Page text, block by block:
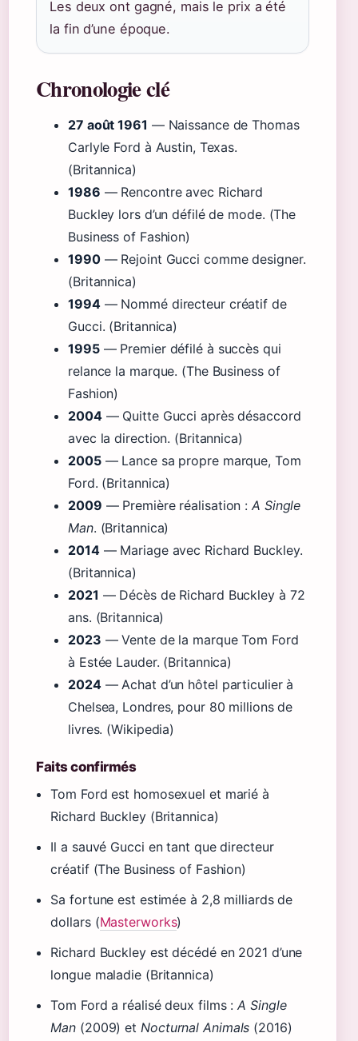
Les deux ont gagné, mais le prix a été
la fin d’une époque.
Chronologie clé
27 août 1961 — Naissance de Thomas
Carlyle Ford à Austin, Texas.
(Britannica)
1986 — Rencontre avec Richard
Buckley lors d’un défilé de mode. (The
Business of Fashion)
1990— Rejoint Gucci comme designer.
(Britannica)
1994— Nommé directeur créatif de
Gucci. (Britannica)
1995— Premier défilé à succès qui
relance la marque. (The Business of
Fashion)
2004— Quitte Gucci après désaccord
avec la direction. (Britannica)
2005— Lance sa propre marque, Tom
Ford. (Britannica)
2009 — Première réalisation :A Single
Man. (Britannica)
2014— Mariage avec Richard Buckley.
(Britannica)
2021 — Décès de Richard Buckley à 72
ans. (Britannica)
2023 — Vente de la marque Tom Ford
à Estée Lauder. (Britannica)
2024— Achat d’un hôtel particulier à
Chelsea, Londres, pour 80 millions de
livres. (Wikipedia)
Faits confirmés
Tom Ford est homosexuel et marié à
Richard Buckley (Britannica)
Il a sauvé Gucci en tant que directeur
créatif (The Business of Fashion)
Sa fortune est estimée à 2,8 milliards de
dollars (Masterworks)
Richard Buckley est décédé en 2021 d’une
longue maladie (Britannica)
Tom Ford a réalisé deux films :A Single
Man (2009) et Nocturnal Animals (2016)